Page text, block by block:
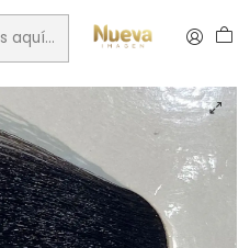
100 ML CASTAÑO OSCURO 3/0